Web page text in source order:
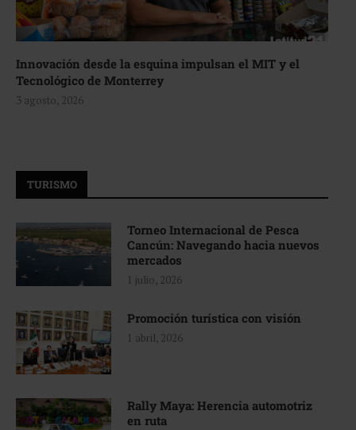
Innovación desde la esquina impulsan el MIT y el
Tecnológico de Monterrey
3 agosto, 2026
TURISMO
Torneo Internacional de Pesca
Cancún: Navegando hacia nuevos
mercados
1 julio, 2026
Promoción turística con visión
1 abril, 2026
Rally Maya: Herencia automotriz
en ruta